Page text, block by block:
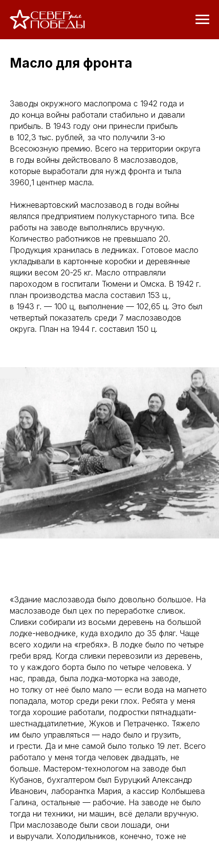
Масло для фронта
Заводы окружного маслопрома с 1942 года и
до конца войны работали стабильно и давали
прибыль. В 1943 году они принесли прибыль
в 102,3 тыс. рублей, за что получили 3-ю
Всесоюзную премию. Всего на территории округа
в годы войны действовало 8 маслозаводов,
которые выработали для нужд фронта и тыла
3960,1 центнер масла.
Нижневартовский маслозавод в годы войны
являлся предприятием полукустарного типа. Все
работы на заводе выполнялись вручную.
Количество работников не превышало 20.
Продукция хранилась в ледниках. Готовое масло
укладывали в картонные коробки и деревянные
ящики весом 20-25 кг. Масло отправляли
пароходом в госпитали Тюмени и Омска. В 1942 г.
план производства масла составил 153 ц.,
в 1943 г. — 100 ц, выполнение — 102,65 ц. Это был
четвертый показатель среди 7 маслозаводов
округа. План на 1944 г. составил 150 ц.
«Здание маслозавода было довольно большое. На
маслозаводе был цех по переработке сливок.
Сливки собирали из восьми деревень на большой
лодке-неводнике, куда входило до 35 фляг. Чаще
всего ходили на «гребях». В лодке было по четыре
греби вряд. Когда сливки перевозили из деревень,
то у каждого борта было по четыре человека. У
нас, правда, была лодка-моторка на заводе,
но толку от неё было мало — если вода на магнето
попадала, мотор среди реки глох. Ребята у меня
тогда хорошие работали, подростки пятнадцати-
шестнадцатилетние, Жуков и Петраченко. Тяжело
им было управляться — надо было и грузить,
и грести. Да и мне самой было только 19 лет. Всего
работало у меня тогда человек двадцать, не
больше. Мастером-технологом на заводе был
Кубанов, бухгалтером был Буруцкий Александр
Иванович, лаборантка Мария, а кассир Колбышева
Галина, остальные — рабочие. На заводе не было
тогда ни техники, ни машин, всё делали вручную.
При маслозаводе были свои лошади, они
и выручали. Холодильников, конечно, тоже не